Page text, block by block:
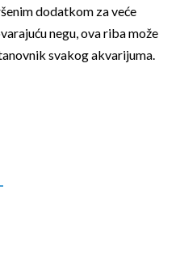
dodatkom za veće
negu, ova riba može
svakog akvarijuma.